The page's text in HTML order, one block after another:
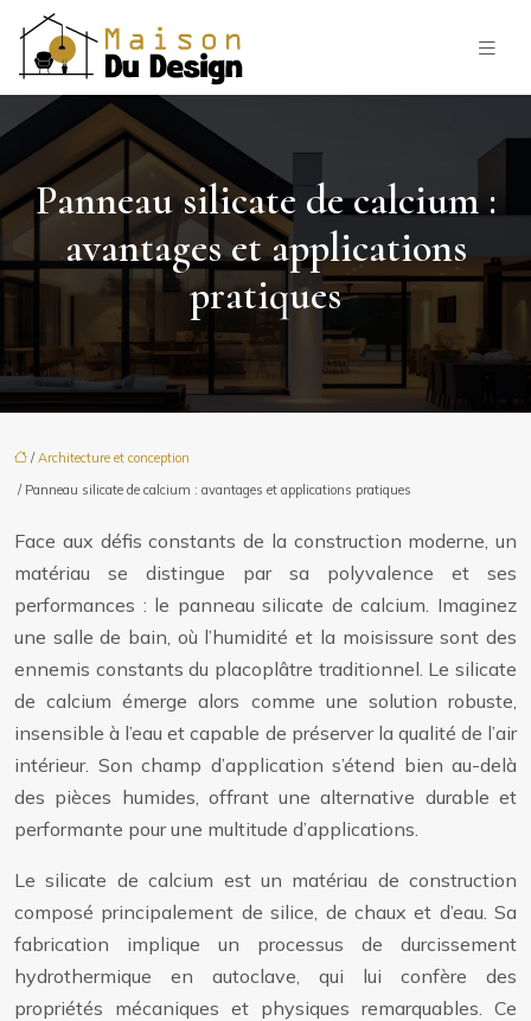
Panneau silicate de calcium :
avantages et applications
pratiques
/Architecture et conception
/ Panneau silicate de calcium : avantages et applications pratiques
Face aux défis constants de la construction moderne, un
matériau se distingue par sa polyvalence et ses
performances : le panneau silicate de calcium. Imaginez
une salle de bain, où l’humidité et la moisissure sont des
ennemis constants du placoplâtre traditionnel. Le silicate
de calcium émerge alors comme une solution robuste,
insensible à l’eau et capable de préserver la qualité de l’air
intérieur. Son champ d’application s’étend bien au-delà
des pièces humides, offrant une alternative durable et
performante pour une multitude d’applications.
Le silicate de calcium est un matériau de construction
composé principalement de silice, de chaux et d’eau. Sa
fabrication implique un processus de durcissement
hydrothermique en autoclave, qui lui confère des
propriétés mécaniques et physiques remarquables. Ce